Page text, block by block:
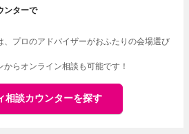
ンターで
、プロのアドバイザーがおふたりの会場選び
らオンライン相談も可能です！
相談カウンターを探す